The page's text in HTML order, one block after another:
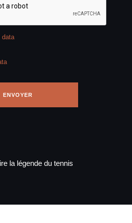
data
la légende du tennis